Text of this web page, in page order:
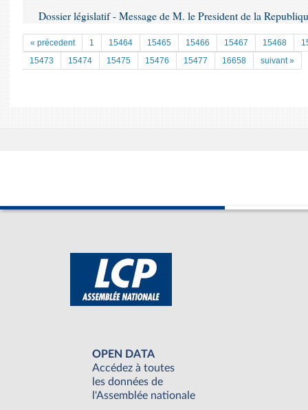
Dossier législatif - Message de M. le President de la
« précedent 1 15464 15465 15466 15467 15468
15473
15474 15475 15476 15477 16658 suivant »
OPEN DATA
Accédez à toutes
les données de
l'Assemblée nationale